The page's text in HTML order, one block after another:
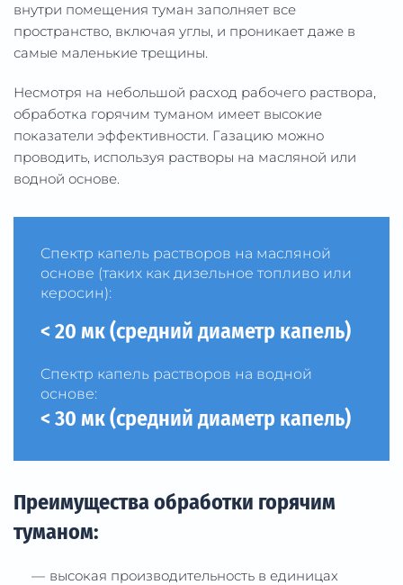
внутри помещения туман заполняет все
пространство, включая углы, и проникает даже в
самые маленькие трещины.
Несмотря на небольшой расход рабочего раствора,
обработка горячим туманом имеет высокие
показатели эффективности. Газацию можно
проводить, используя растворы на масляной или
водной основе.
Cпектр капель растворов на масляной
основе (таких как дизельное топливо или
керосин):
< 20 мк (средний диаметр капель)
Cпектр капель растворов на водной
основе:
< 30 мк (средний диаметр капель)
Преимущества обработки горячим
туманом:
высокая производительность в единицах